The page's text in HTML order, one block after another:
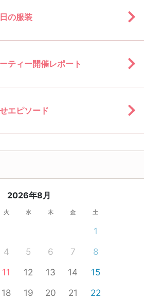
の服装
ティー開催レポート
エピソード
2026年8月
火 水 木 金 土
1
4 5 6 7
8
11 12 13 14
15
18 19 20 21
22